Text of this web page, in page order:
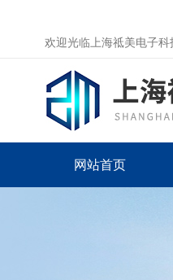
欢迎光临上海祗美电子科
网站首页